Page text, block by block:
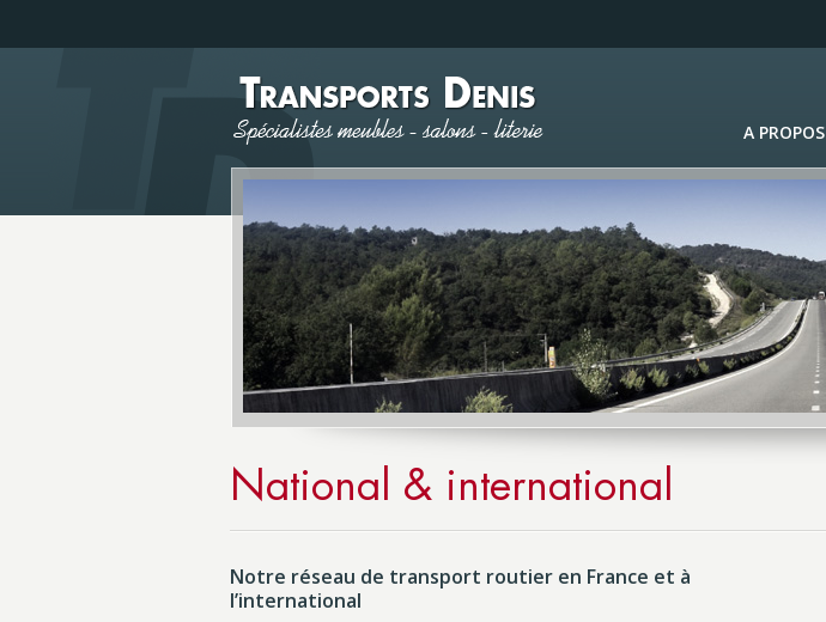
A PROPOS
National & international
Notre réseau de transport routier en France et à
l’international